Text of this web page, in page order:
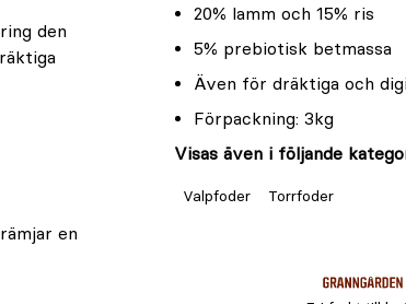
20% lamm och 15% ris
5% prebiotisk betmassa
Även för dräktiga och
Förpackning: 3kg
Visas även i följande
Valpfoder Torrfoder
den
en